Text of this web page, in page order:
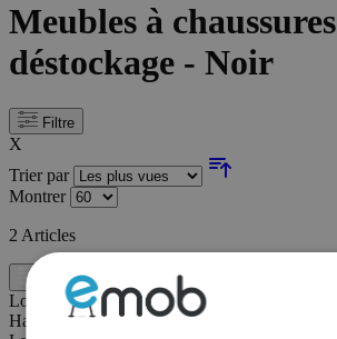
Meubles à chaussures
déstockage - Noir
Filtre
X
Trier par
Montrer
2 Articles
Filtre
Longueur:124 cm
Hauteur:94 cm